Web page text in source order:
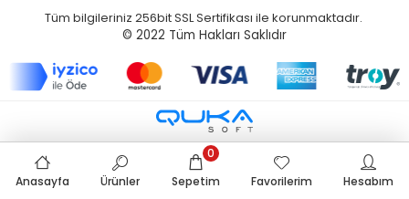
Tüm bilgileriniz 256bit SSL Sertifikası ile korunmaktadır.
© 2022 Tüm Hakları Saklıdır
Anasayfa Ürünler Sepetim
0
Favorilerim
Hesabım